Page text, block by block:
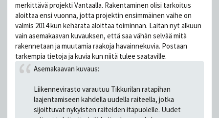
merkittävä projekti Vantaalla. Rakentaminen olisi tarkoitus
aloittaa ensi vuonna, jotta projektin ensimmäinen vaihe on
valmis 2014 kun kehärata aloittaa toiminnan. Laitan nyt alkuun
vain asemakaavan kuvauksen, että saa vähän selvää mitä
rakennetaan ja muutamia raakoja havainnekuvia. Postaan
tarkempia tietoja ja kuvia kun niitä tulee saataville.
Asemakaavan kuvaus:
Liikennevirasto varautuu Tikkurilan ratapihan
laajentamiseen kahdella uudella raiteella, jotka
sijoittuvat nykyisten raiteiden itäpuolelle. Uudet